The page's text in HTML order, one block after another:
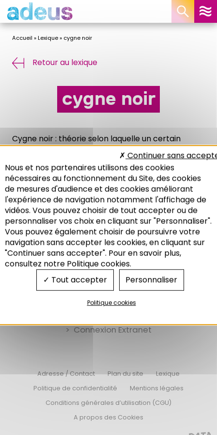
Recherche
Accueil »Lexique» cygne noir
Retour au lexique
cygne noir
Cygne noir : théorie selon laquelle un certain
événement imprévisible qui a une faible
probabilité de se dérouler et qui, s’il se réalise, a
des conséquences d’une portée considérable et
exceptionnelle.
Connexion Extranet
Adresse / Contact Plan du site
Lexique
Politique de confidentialité
Mentions légales
Conditions générales d’utilisation (CGU)
A propos des Cookies
Panneau de gestion des cookies
Nous et nos partenaires utilisons des cookies
nécessaires au fonctionnement du Site, des cookies
de mesures d'audience et des cookies améliorant
l'expérience de navigation notamment l'affichage de
vidéos. Vous pouvez choisir de tout accepter ou de
personnaliser vos choix en cliquant sur "Personnaliser".
Vous pouvez également choisir de poursuivre votre
navigation sans accepter les cookies, en cliquant sur
"Continuer sans accepter". Pour en savoir plus,
consultez notre Politique cookies.
Tout accepter
Continuer sans
Personnaliser
Politique cookies